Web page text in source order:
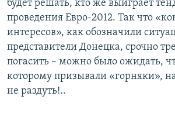
будет решать, кто же выиграет
проведения Евро-2012. Так что
интересов», как обозначили
представители Донецка, срочно
погасить – можно было ожидать,
которому призывали «горняки»,
не раздуть!..